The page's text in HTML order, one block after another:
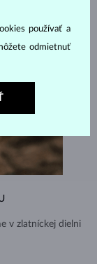
v zlatníckej dielni
používať a
odmietnuť